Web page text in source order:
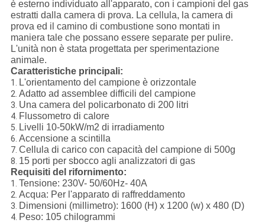
è esterno individuato all'apparato, con i campioni del gas
estratti dalla camera di prova. La cellula, la camera di
prova ed il camino di combustione sono montati in
maniera tale che possano essere separate per pulire.
L'unità non è stata progettata per sperimentazione
animale.
Caratteristiche principali:
1. L'orientamento del campione è orizzontale
2. Adatto ad assemblee difficili del campione
3. Una camera del policarbonato di 200 litri
4. Flussometro di calore
5. Livelli 10-50kW/m2 di irradiamento
6. Accensione a scintilla
7. Cellula di carico con capacità del campione di 500g
8. 15 porti per sbocco agli analizzatori di gas
Requisiti del rifornimento:
1. Tensione: 230V- 50/60Hz- 40A
2. Acqua: Per l'apparato di raffreddamento
3. Dimensioni (millimetro): 1600 (H) x 1200 (w) x 480 (D)
4. Peso: 105 chilogrammi